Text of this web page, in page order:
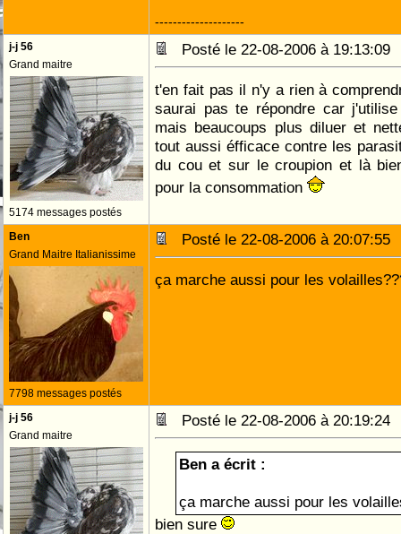
--------------------
j-j 56
Grand maitre
5174 messages postés
Posté le 22-08-2006 à
t'en fait pas il n'y a rien à
saurai pas te répondre car
mais beaucoups plus diluer et
tout aussi éfficace contre les
du cou et sur le croupion et là
pour la consommation
Ben
Grand Maitre Italianissime
7798 messages postés
Posté le 22-08-2006 à
ça marche aussi pour les
j-j 56
Grand maitre
Posté le 22-08-2006 à
Ben a écrit :
ça marche aussi pour les
bien sure